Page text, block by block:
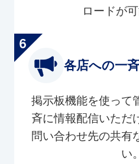
ロードが可
各店への一
掲示板機能を使って
斉に情報配信いただ
問い合わせ先の共有
い。